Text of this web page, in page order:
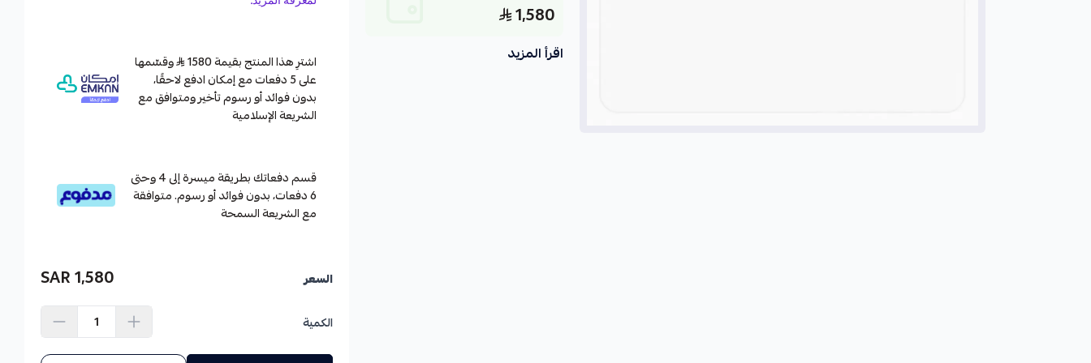
1,580
اقرأ المزيد اشترِ هذا المنتج بقيمة 1580
وقسّمها
على 5 دفعات مع إمكان ادفع لاحقًا،
بدون فوائد أو رسوم تأخير ومتوافق مع
الشريعة الإسلامية
قسم دفعاتك بطريقة ميسرة إلى 4 وحتى
6 دفعات، بدون فوائد أو رسوم. متوافقة
مع الشريعة السمحة
السعر 1,580 SAR
الكمية